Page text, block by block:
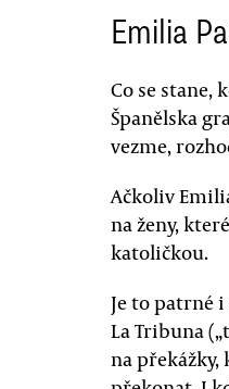
Emilia
Co se stane,
Španělska
vezme,
Ačkoliv
na ženy,
katoličkou.
Je to patrné
La Tribuna
na